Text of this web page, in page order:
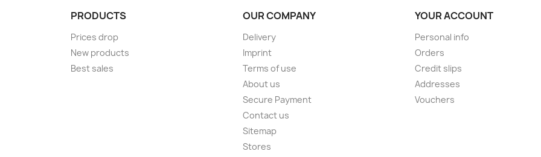
PRODUCTS
Prices drop
New products
Best sales
OUR COMPANY
Delivery
Imprint
Terms of use
About us
Secure Payment
Contact us
Sitemap
Stores
YOUR ACCOUNT
Personal info
Orders
Credit slips
Addresses
Vouchers